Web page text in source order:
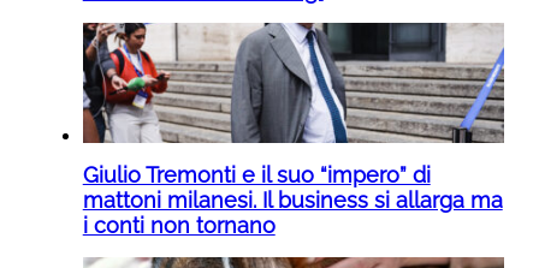
Giulio Tremonti e il suo “impero” di
mattoni milanesi. Il business si allarga ma
i conti non tornano